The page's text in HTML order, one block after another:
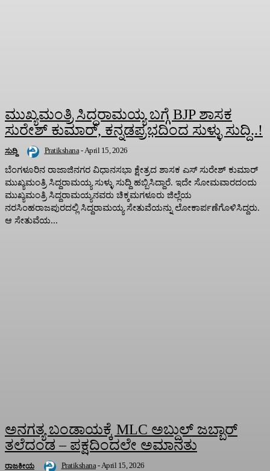
ಮುಖ್ಯಮಂತ್ರಿ ಸಿದ್ದರಾಮಯ್ಯ ಬಗ್ಗೆ BJP ಶಾಸಕ
ಸುರೇಶ್‌ ಕುಮಾರ್‌, ಕನ್ನಡಪ್ರಭದಿಂದ ಸುಳ್ಳು ಸುದ್ದಿ..!
ಸುದ್ದಿ Pratikshana - April 15, 2026
ಬೆಂಗಳೂರಿನ ರಾಜಾಜಿನಗರ ವಿಧಾನಸಭಾ ಕ್ಷೇತ್ರದ ಶಾಸಕ ಎಸ್‌ ಸುರೇಶ್‌ ಕುಮಾರ್‌
ಮುಖ್ಯಮಂತ್ರಿ ಸಿದ್ದರಾಮಯ್ಯ ಸುಳ್ಳು ಸುದ್ದಿ ಹಬ್ಬಿಸಿದ್ದಾರೆ. ಇದೇ ಸೋಮವಾರದಂದು
ಮುಖ್ಯಮಂತ್ರಿ ಸಿದ್ದರಾಮಯ್ಯನವರು ಚಿಕ್ಕಮಗಳೂರು ಜಿಲ್ಲೆಯ
ನರಸಿಂಹರಾಜಪುರದಲ್ಲಿ ಸಿದ್ದರಾಮಯ್ಯ ಸೇತುವೆಯನ್ನು ಲೋಕಾರ್ಪಣೆಗೊಳಿಸಿದ್ದರು.
ಆ ಸೇತುವೆಯ...
ಅನಗತ್ಯ ಬಂಡಾಯಕ್ಕೆ MLC ಅಬ್ದುಲ್‌ ಜಬ್ಬಾರ್‌
ತಲೆದಂಡ – ಪಕ್ಷದಿಂದಲೇ ಅಮಾನತು
ರಾಜಕೀಯ Pratikshana - April 15, 2026